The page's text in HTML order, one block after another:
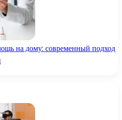
на дому: современный подход